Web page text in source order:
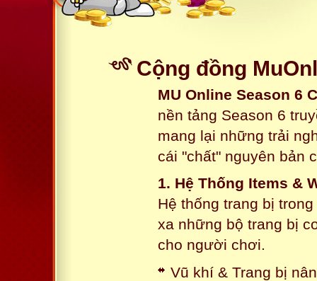
Cộng đồng
MU Online Season 6
nền tảng Season 6
mang lại những trải
cái "chất" nguyên bản
1. Hệ Thống Items &
Hệ thống trang bị
xa những bộ trang bị
cho người chơi.
Vũ khí & Trang bị